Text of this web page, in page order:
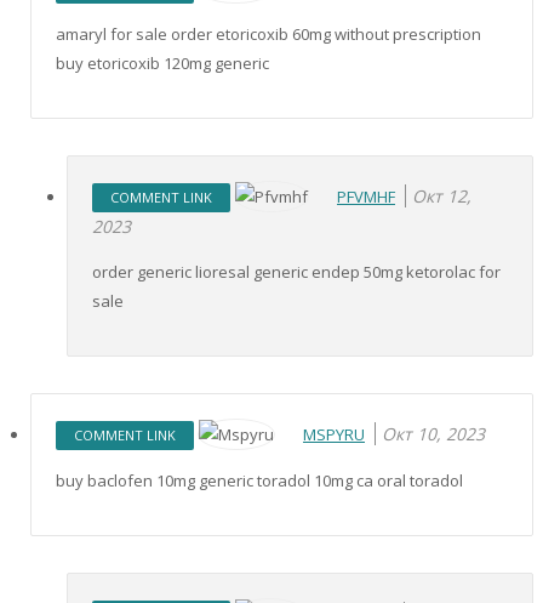
amaryl for sale order etoricoxib 60mg without prescription
buy etoricoxib 120mg generic
COMMENT LINK PFVMHF
Окт 12,
2023
order generic lioresal generic endep 50mg ketorolac for
sale
COMMENT LINK MSPYRU Окт 10, 2023
buy baclofen 10mg generic toradol 10mg ca oral toradol